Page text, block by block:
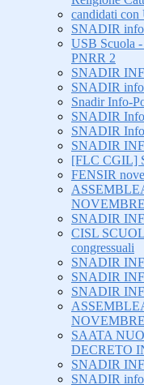
candidati con
SNADIR
USB Scuola
PNRR 2
SNADIR
SNADIR
Snadir Info-
SNADIR
SNADIR
SNADIR
[FLC CGIL]
FENSIR
SNADIR
CISL
congressuali
SNADIR
SNADIR
SNADIR
NOVEMBRE
SAATA
DECRETO
SNADIR
SNADIR